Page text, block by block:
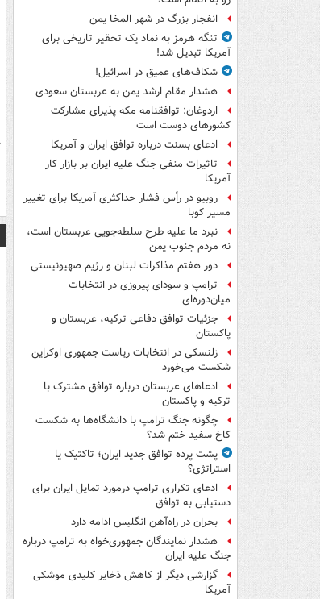
انفجار بزرگ در شهر المخا یمن
تنگه هرمز به نماد یک تحقیر تاریخی برای
آمریکا تبدیل شد!
شکاف‌های عمیق در اسرائیل!
هشدار مقام ارشد یمن به عربستان سعودی
اردوغان: توافقنامه مکه پذیرای مشارکت
کشورهای دوست است
ادعای بسنت درباره توافق ایران و آمریکا
تاثیرات منفی جنگ علیه ایران بر بازار کار
آمریکا
روبیو در رأس فشار حداکثری آمریکا برای تغییر
مسیر کوبا
نبرد ما علیه طرح سلطه‌جویی عربستان است،
نه مردم جنوب یمن
دور هفتم مذاکرات لبنان و رژیم صهیونیستی
ترامپ و سودای پیروزی در انتخابات
میان‌دوره‌ای
جزئیات توافق دفاعی ترکیه، عربستان و
پاکستان
زلنسکی در انتخابات ریاست جمهوری اوکراین
شکست می‌خورد
ادعاهای عربستان درباره توافق مشترک با
ترکیه و پاکستان
چگونه جنگ ترامپ با دانشگاه‌ها به شکست
کاخ سفید ختم شد؟
پشت پرده توافق جدید ایران؛ تاکتیک یا
استراتژی؟
ادعای تکراری ترامپ درمورد تمایل ایران برای
دستیابی به توافق
بحران در راه‌آهن انگلیس ادامه دارد
هشدار نمایندگان جمهوری‌خواه به ترامپ درباره
جنگ علیه ایران
گزارشی دیگر از کاهش ذخایر کلیدی موشکی
آمریکا